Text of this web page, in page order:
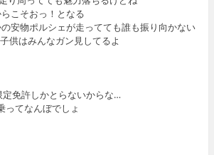
こそおっ！となる
安物ポルシェが走ってても誰も振り向かない
供はみんなガン見してるよ
免許しかとらないからな…
ってなんぼでしょ